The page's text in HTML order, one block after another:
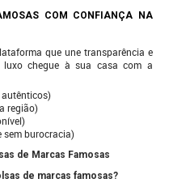
COM CONFIANÇA NA
que une transparência e
luxo chegue à sua casa com a
região)
sem burocracia)
de Marcas Famosas
de marcas famosas?